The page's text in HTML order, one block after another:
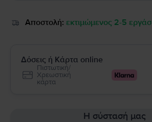
Αποστολή: εκτιμώμενος 2-5
Δόσεις ή Κάρτα online
Πιστωτική/
Χρεωστική
κάρτα
Η σύστασή μας